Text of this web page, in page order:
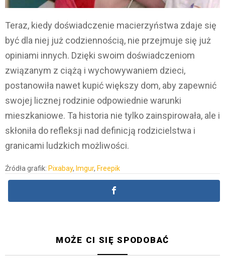
Teraz, kiedy doświadczenie macierzyństwa zdaje się
być dla niej już codziennością, nie przejmuje się już
opiniami innych. Dzięki swoim doświadczeniom
związanym z ciążą i wychowywaniem dzieci,
postanowiła nawet kupić większy dom, aby zapewnić
swojej licznej rodzinie odpowiednie warunki
mieszkaniowe. Ta historia nie tylko zainspirowała, ale i
skłoniła do refleksji nad definicją rodzicielstwa i
granicami ludzkich możliwości.
Źródła grafik: Pixabay, Imgur, Freepik
MOŻE CI SIĘ SPODOBAĆ